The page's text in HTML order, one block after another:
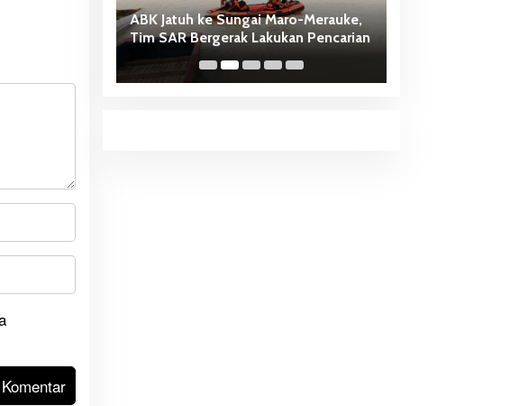
ABK Jatuh ke Sungai Maro-Merauke,
Tim SAR Bergerak Lakukan Pencarian